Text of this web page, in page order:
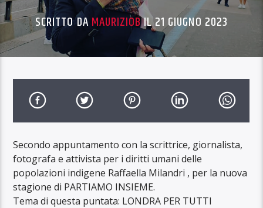
SCRITTO DA MAURIZIOBIL 21 GIUGNO 2023
Secondo appuntamento con la scrittrice, giornalista,
fotografa e attivista per i diritti umani delle
popolazioni indigene Raffaella Milandri , per la nuova
stagione di PARTIAMO INSIEME.
Tema di questa puntata: LONDRA PER TUTTI